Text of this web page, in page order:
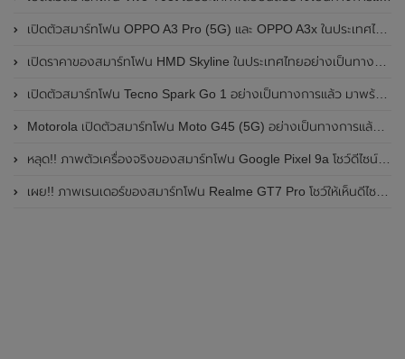
เปิดตัวสมาร์ทโฟน OPPO A3 Pro (5G) และ OPPO A3x ในประเทศไทยอย่างเป็นทางการแล้ว ในราคาเริ่มต้นเพียง 3,999 บาท
เปิดราคาของสมาร์ทโฟน HMD Skyline ในประเทศไทยอย่างเป็นทางการแล้ว ราคา 14,990 บาท
เปิดตัวสมาร์ทโฟน Tecno Spark Go 1 อย่างเป็นทางการแล้ว มาพร้อมหน้าจอแสดงผล LCD / 120Hz , แบตเตอรี่ 5,000mAh และใช้ชิปเซ็ต Unisoc
Motorola เปิดตัวสมาร์ทโฟน Moto G45 (5G) อย่างเป็นทางการแล้วในอินเดีย
หลุด!! ภาพตัวเครื่องจริงของสมาร์ทโฟน Google Pixel 9a โชว์ดีไซน์ใหม่ กล้องหลังแบนราบ ไม่มีกรอบของกล้องแล้ว
เผย!! ภาพเรนเดอร์ของสมาร์ทโฟน Realme GT7 Pro โชว์ให้เห็นดีไซน์ใหม่ พร้อมเผยรายละเอียดสเปกที่สำคัญบางส่วน